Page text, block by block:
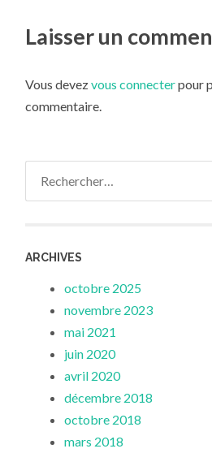
articles
Laisser un
Vous devezvous connecterpour
commentaire.
ARCHIVES
octobre 2025
novembre 2023
mai 2021
juin 2020
avril 2020
décembre 2018
octobre 2018
mars 2018